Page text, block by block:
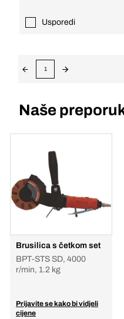
Usporedi
1
Naše
Brusilica s četkom set
BPT-STS SD, 4000
r/min, 1.2 kg
Prijavite se kako bi vidjeli
cijene